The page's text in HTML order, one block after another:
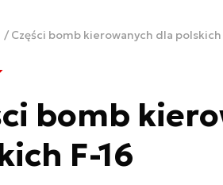
Części bomb kierowanych dla polskich
bomb
F-16